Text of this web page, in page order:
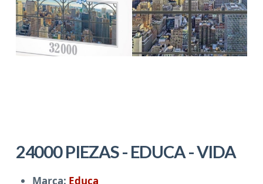
24000 PIEZAS - EDUCA - VIDA
Marca: Educa